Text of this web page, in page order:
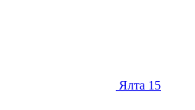
Ялта 15